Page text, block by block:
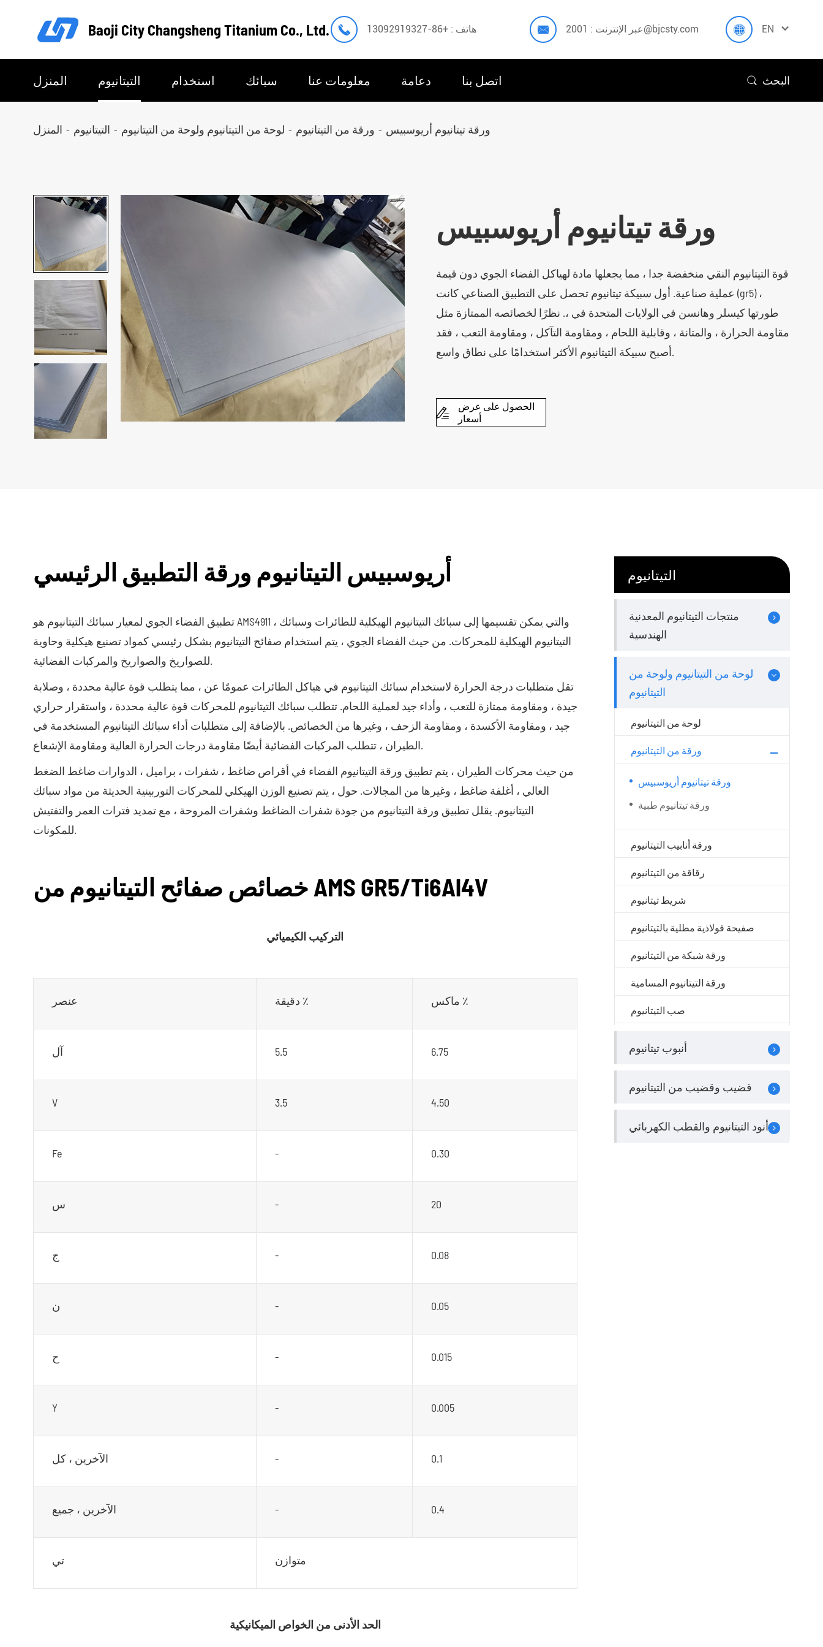
Baoji City Changsheng Titanium Co., Ltd.  هاتف : +86-13092919327  عبر الإنترنت : 2001@bjcsty.com  EN 
المنزل التيتانيوم استخدام سبائك معلومات عنا دعامة اتصل بنا  البحث
المنزل التيتانيوم لوحة من التيتانيوم ولوحة من التيتانيوم ورقة من التيتانيوم ورقة تيتانيوم أريوسبيس
ورقة تيتانيوم أريوسبيس
قوة التيتانيوم النقي منخفضة جدا ، مما يجعلها مادة لهياكل الفضاء الجوي دون قيمة
عملية صناعية. أول سبيكة تيتانيوم تحصل على التطبيق الصناعي كانت (gr5) ،
طورتها كيسلر وهانسن في الولايات المتحدة في ،. نظرًا لخصائصه الممتازة مثل
مقاومة الحرارة ، والمتانة ، وقابلية اللحام ، ومقاومة التآكل ، ومقاومة التعب ، فقد
أصبح سبيكة التيتانيوم الأكثر استخدامًا على نطاق واسع.

الحصول على عرض
أسعار
أريوسبيس التيتانيوم ورقة التطبيق الرئيسي
تطبيق الفضاء الجوي لمعيار سبائك التيتانيوم هو AMS4911 ، والتي يمكن تقسيمها إلى سبائك التيتانيوم الهيكلية للطائرات وسبائك
التيتانيوم الهيكلية للمحركات. من حيث الفضاء الجوي ، يتم استخدام صفائح التيتانيوم بشكل رئيسي كمواد تصنيع هيكلية وحاوية
للصواريخ والصواريخ والمركبات الفضائية.
تقل متطلبات درجة الحرارة لاستخدام سبائك التيتانيوم في هياكل الطائرات عمومًا عن ، مما يتطلب قوة عالية محددة ، وصلابة
جيدة ، ومقاومة ممتازة للتعب ، وأداء جيد لعملية اللحام. تتطلب سبائك التيتانيوم للمحركات قوة عالية محددة ، واستقرار حراري
جيد ، ومقاومة الأكسدة ، ومقاومة الزحف ، وغيرها من الخصائص. بالإضافة إلى متطلبات أداء سبائك التيتانيوم المستخدمة في
الطيران ، تتطلب المركبات الفضائية أيضًا مقاومة درجات الحرارة العالية ومقاومة الإشعاع.
من حيث محركات الطيران ، يتم تطبيق ورقة التيتانيوم الفضاء في أقراص ضاغط ، شفرات ، براميل ، الدوارات ضاغط الضغط
العالي ، أغلفة ضاغط ، وغيرها من المجالات. حول ، يتم تصنيع الوزن الهيكلي للمحركات التوربينية الحديثة من مواد سبائك
التيتانيوم. يقلل تطبيق ورقة التيتانيوم من جودة شفرات الضاغط وشفرات المروحة ، مع تمديد فترات العمر والتفتيش
للمكونات.
خصائص صفائح التيتانيوم من AMS GR5/Ti6Al4V
التركيب الكيميائي
عنصر دقيقة ٪ ماكس ٪
آل 5.5 6.75
V 3.5 4.50
Fe - 0.30
س - 20
ج - 0.08
ن - 0.05
ح - 0.015
Y - 0.005
الآخرين ، كل - 0.1
الآخرين ، جميع - 0.4
تي متوازن
الحد الأدنى من الخواص الميكانيكية
التيتانيوم
منتجات التيتانيوم المعدنية
الهندسية
لوحة من التيتانيوم ولوحة من
التيتانيوم
لوحة من التيتانيوم
ورقة من التيتانيوم
ورقة تيتانيوم أريوسبيس
ورقة تيتانيوم طبية
ورقة أنابيب التيتانيوم
رقاقة من التيتانيوم
شريط تيتانيوم
صفيحة فولاذية مطلية بالتيتانيوم
ورقة شبكة من التيتانيوم
ورقة التيتانيوم المسامية
صب التيتانيوم
أنبوب تيتانيوم
قضيب وقضيب من التيتانيوم
أنود التيتانيوم والقطب الكهربائي